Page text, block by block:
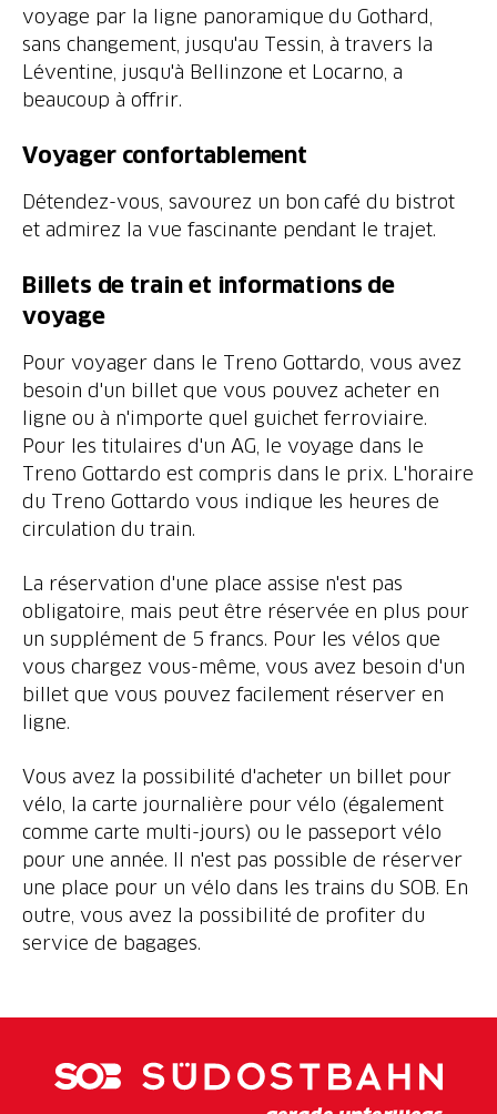
voyage par la ligne panoramique du Gothard,
sans changement, jusqu'au Tessin, à travers la
Léventine, jusqu'à Bellinzone et Locarno, a
beaucoup à offrir.
Voyager confortablement
Détendez-vous, savourez un bon café du bistrot
et admirez la vue fascinante pendant le trajet.
Billets de train et informations de
voyage
Pour voyager dans le Treno Gottardo, vous avez
besoin d'un billet que vous pouvez acheter en
ligne ou à n'importe quel guichet ferroviaire.
Pour les titulaires d'un AG, le voyage dans le
Treno Gottardo est compris dans le prix. L'horaire
du Treno Gottardo vous indique les heures de
circulation du train.
La réservation d'une place assise n'est pas
obligatoire, mais peut être réservée en plus pour
un supplément de 5 francs. Pour les vélos que
vous chargez vous-même, vous avez besoin d'un
billet que vous pouvez facilement réserver en
ligne.
Vous avez la possibilité d'acheter un billet pour
vélo, la carte journalière pour vélo (également
comme carte multi-jours) ou le passeport vélo
pour une année. Il n'est pas possible de réserver
une place pour un vélo dans les trains du SOB. En
outre, vous avez la possibilité de profiter du
service de bagages.